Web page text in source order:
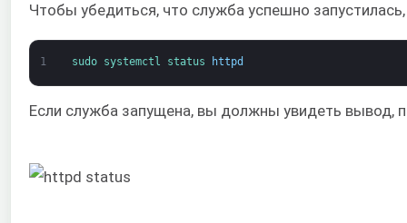
Чтобы убедиться, что служба успешно
1 sudo systemctl status httpd
Если служба запущена, вы должны увидеть вывод,